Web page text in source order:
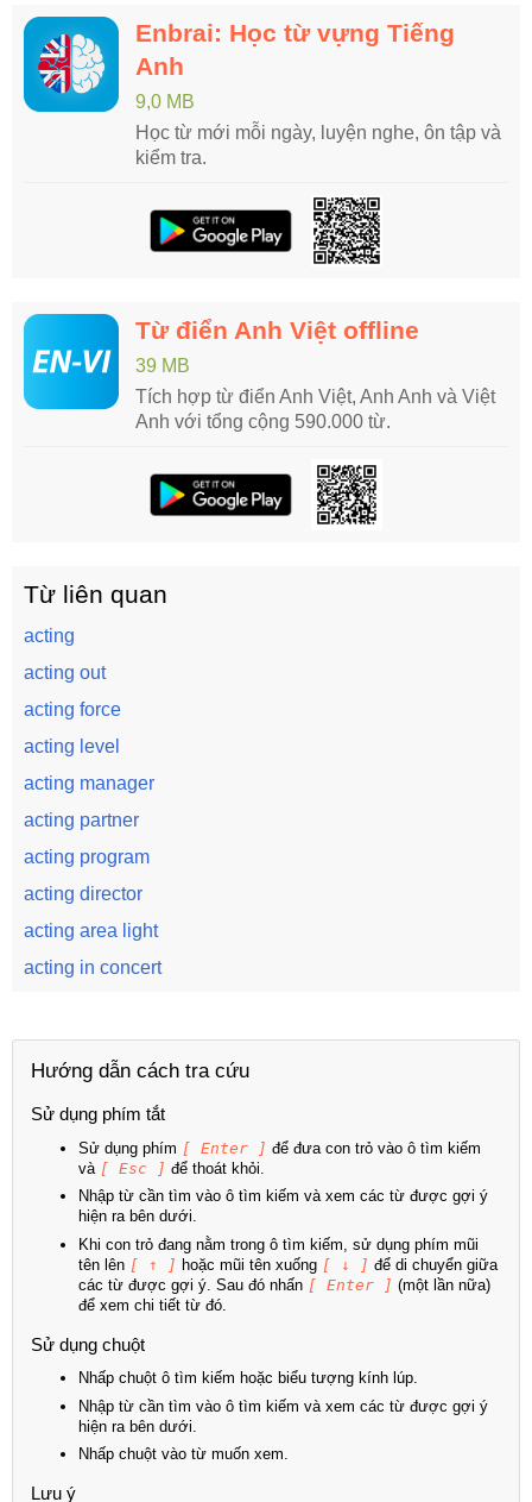
Enbrai: Học từ vựng Tiếng
Anh
9,0 MB
Học từ mới mỗi ngày, luyện nghe, ôn tập và
kiểm tra.
Từ điển Anh Việt offline
39 MB
Tích hợp từ điển Anh Việt, Anh Anh và Việt
Anh với tổng cộng 590.000 từ.
Từ liên quan
acting
acting out
acting force
acting level
acting manager
acting partner
acting program
acting director
acting area light
acting in concert
Hướng dẫn cách tra cứu
Sử dụng phím tắt
Sử dụng phím [ Enter ] để đưa con trỏ vào ô tìm kiếm
và [ Esc ] để thoát khỏi.
Nhập từ cần tìm vào ô tìm kiếm và xem các từ được gợi ý
hiện ra bên dưới.
Khi con trỏ đang nằm trong ô tìm kiếm, sử dụng phím mũi
tên lên [ ↑ ] hoặc mũi tên xuống [ ↓ ] để di chuyển giữa
các từ được gợi ý. Sau đó nhấn [ Enter ] (một lần nữa)
để xem chi tiết từ đó.
Sử dụng chuột
Nhấp chuột ô tìm kiếm hoặc biểu tượng kính lúp.
Nhập từ cần tìm vào ô tìm kiếm và xem các từ được gợi ý
hiện ra bên dưới.
Nhấp chuột vào từ muốn xem.
Lưu ý